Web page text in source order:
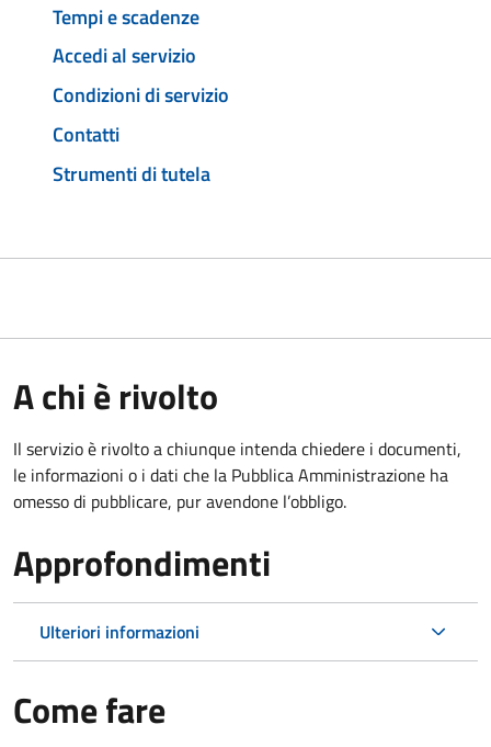
Tempi e scadenze
Accedi al servizio
Condizioni di servizio
Contatti
Strumenti di tutela
A chi è rivolto
Il servizio è rivolto a chiunque intenda chiedere i documenti,
le informazioni o i dati che la Pubblica Amministrazione ha
omesso di pubblicare, pur avendone l’obbligo.
Approfondimenti
Ulteriori informazioni
Come fare